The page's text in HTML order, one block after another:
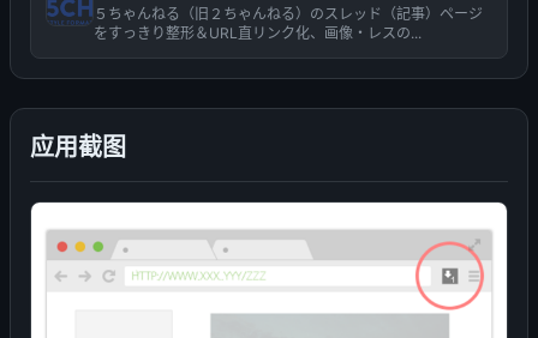
应用截图
５ちゃんねる（旧２ちゃんねる）のスレッド（記事）ページ
をすっきり整形＆URL直リンク化、画像・レスの...